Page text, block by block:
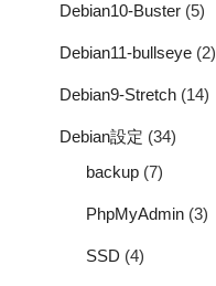
Debian10-Buster (5)
Debian11-bullseye (2)
Debian9-Stretch (14)
Debian設定 (34)
backup (7)
PhpMyAdmin (3)
SSD (4)